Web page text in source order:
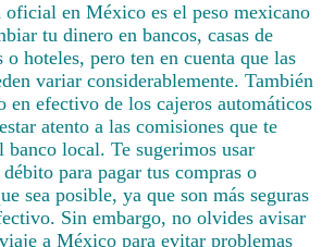
oficial en México es el peso mexicano
tu dinero en bancos, casas de
o hoteles, pero ten en cuenta que las
variar considerablemente. También
en efectivo de los cajeros automáticos
atento a las comisiones que te
banco local. Te sugerimos usar
para pagar tus compras o
sea posible, ya que son más seguras
Sin embargo, no olvides avisar
a México para evitar problemas